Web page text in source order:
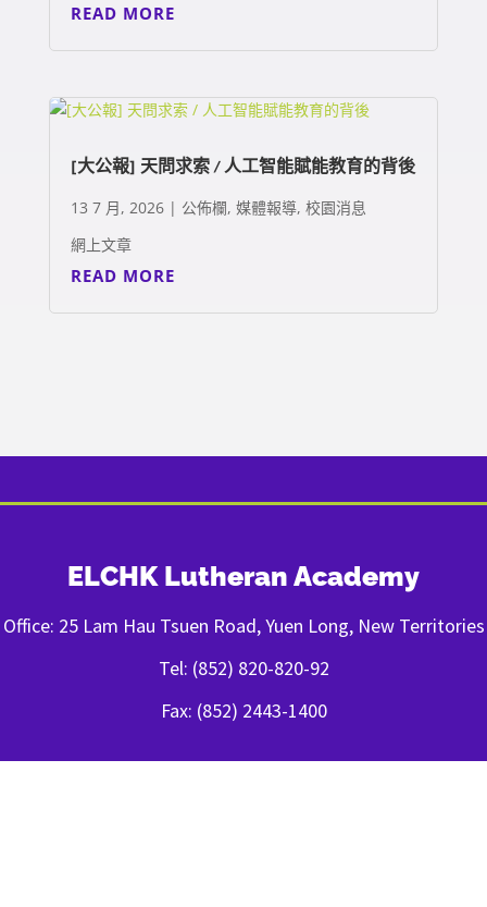
READ MORE
[大公報] 天問求索 / 人工智能賦能教育的背後
13 7 月, 2026| 公佈欄, 媒體報導, 校園消息
網上文章
READ MORE
ELCHK Lutheran Academy
Office: 25 Lam Hau Tsuen Road, Yuen Long, New Territories
Tel: (852) 820-820-92
Fax: (852) 2443-1400